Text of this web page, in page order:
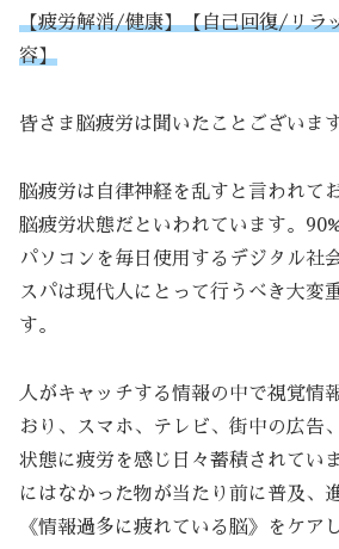
【疲労解消/健康】【自己回復/リラ
容】
皆さま脳疲労は聞いたことございま
脳疲労は自律神経を乱すと言われて
脳疲労状態だといわれています。
パソコンを毎日使用するデジタル社
スパは現代人にとって行うべき大変
す。
人がキャッチする情報の中で視覚情
おり、スマホ、テレビ、街中の広告
状態に疲労を感じ日々蓄積されてい
にはなかった物が当たり前に普及、
《情報過多に疲れている脳》をケア